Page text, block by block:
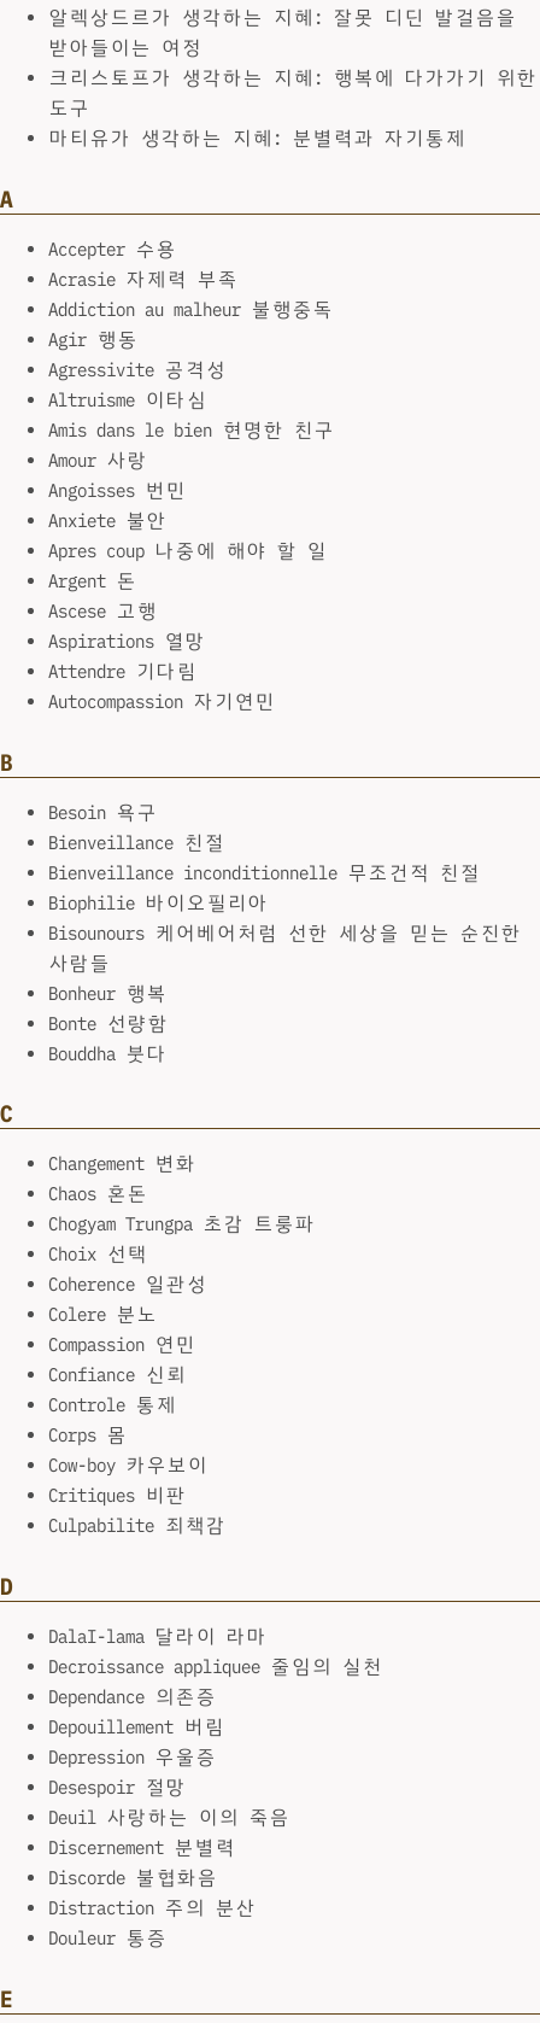
알렉상드르가 생각하는 지혜: 잘못 디딘 발걸음을
받아들이는 여정
크리스토프가 생각하는 지혜: 행복에 다가가기 위한
도구
마티유가 생각하는 지혜: 분별력과 자기통제
A
Accepter 수용
Acrasie 자제력 부족
Addiction au malheur 불행중독
Agir 행동
Agressivite 공격성
Altruisme 이타심
Amis dans le bien 현명한 친구
Amour 사랑
Angoisses 번민
Anxiete 불안
Apres coup 나중에 해야 할 일
Argent 돈
Ascese 고행
Aspirations 열망
Attendre 기다림
Autocompassion 자기연민
B
Besoin 욕구
Bienveillance 친절
Bienveillance inconditionnelle 무조건적 친절
Biophilie 바이오필리아
Bisounours 케어베어처럼 선한 세상을 믿는 순진한
사람들
Bonheur 행복
Bonte 선량함
Bouddha 붓다
C
Changement 변화
Chaos 혼돈
Chogyam Trungpa 초감 트룽파
Choix 선택
Coherence 일관성
Colere 분노
Compassion 연민
Confiance 신뢰
Controle 통제
Corps 몸
Cow-boy 카우보이
Critiques 비판
Culpabilite 죄책감
D
DalaI-lama 달라이 라마
Decroissance appliquee 줄임의 실천
Dependance 의존증
Depouillement 버림
Depression 우울증
Desespoir 절망
Deuil 사랑하는 이의 죽음
Discernement 분별력
Discorde 불협화음
Distraction 주의 분산
Douleur 통증
E